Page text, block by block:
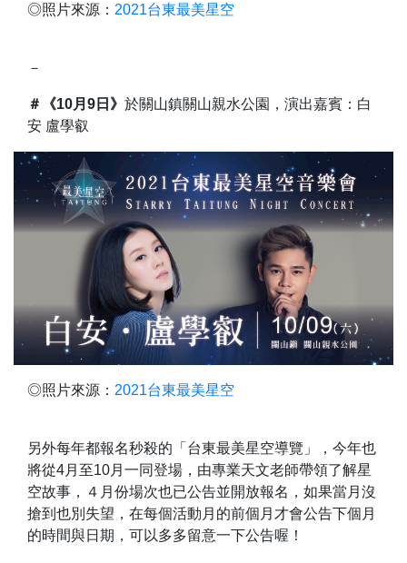
◎照片來源： 2021台東最美星空
－
＃《10月9日》 於關山鎮關山親水公園，演出嘉賓：白
安 盧學叡
◎照片來源： 2021台東最美星空
另外每年都報名秒殺的「台東最美星空導覽」，今年也
將從4月至10月一同登場，由專業天文老師帶領了解星
空故事，４月份場次也已公告並開放報名，如果當月沒
搶到也別失望，在每個活動月的前個月才會公告下個月
的時間與日期，可以多多留意一下公告喔！